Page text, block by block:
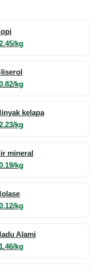
kg
kg
kelapa
kg
mineral
kg
kg
Alami
kg